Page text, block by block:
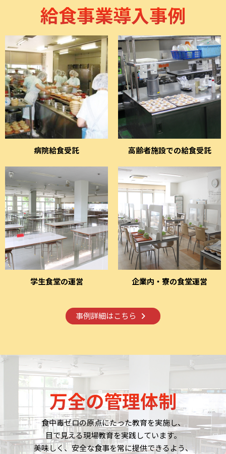
給食事業導入事例
病院給食受託 高齢者施設での給食受託
学生食堂の運営 企業内・寮の食堂運営
事例詳細はこちら
万全の管理体制
食中毒ゼロの原点にたった教育を実施し、
目で見える現場教育を実践しています。
美味しく、安全な食事を常に提供できるよう、